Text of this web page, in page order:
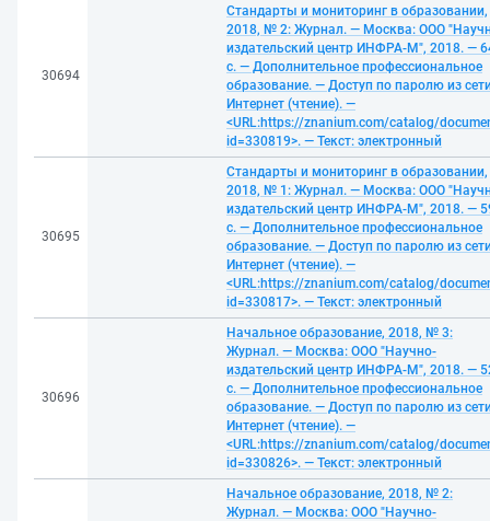
30694
Стандарты и мониторинг в образовании,
2018, № 2: Журнал. — Москва: ООО
издательский центр ИНФРА-М", 2018. —
с. — Дополнительное профессиональное
образование. — Доступ по паролю из
Интернет (чтение). —
<URL:https://znanium.com/catalog/
id=330819>. — Текст: электронный
30695
Стандарты и мониторинг в образовании,
2018, № 1: Журнал. — Москва: ООО
издательский центр ИНФРА-М", 2018. —
с. — Дополнительное профессиональное
образование. — Доступ по паролю из
Интернет (чтение). —
<URL:https://znanium.com/catalog/
id=330817>. — Текст: электронный
30696
Начальное образование, 2018, № 3:
Журнал. — Москва: ООО "Научно-
издательский центр ИНФРА-М", 2018. —
с. — Дополнительное профессиональное
образование. — Доступ по паролю из
Интернет (чтение). —
<URL:https://znanium.com/catalog/
id=330826>. — Текст: электронный
Начальное образование, 2018, № 2:
Журнал. — Москва: ООО "Научно-